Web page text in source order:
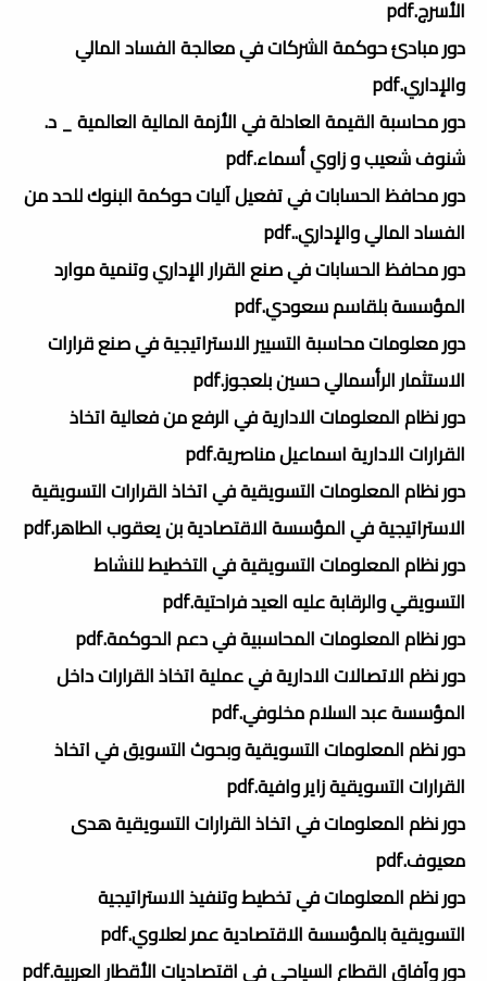
الأسرج.pdf
دور مبادئ حوكمة الشركات في معالجة الفساد المالي
والإداري.pdf
دور محاسبة القيمة العادلة في الأزمة المالية العالمية _ د.
شنوف شعيب و زاوي أسماء.pdf
دور محافظ الحسابات في تفعيل آليات حوكمة البنوك للحد من
الفساد المالي والإداري..pdf
دور محافظ الحسابات في صنع القرار الإداري وتنمية موارد
المؤسسة بلقاسم سعودي.pdf
دور معلومات محاسبة التسيير الاستراتيجية في صنع قرارات
الاستثمار الرأسمالي حسين بلعجوز.pdf
دور نظام المعلومات الادارية في الرفع من فعالية اتخاذ
القرارات الادارية اسماعيل مناصرية.pdf
دور نظام المعلومات التسويقية في اتخاذ القرارات التسويقية
الاستراتيجية في المؤسسة الاقتصادية بن يعقوب الطاهر.pdf
دور نظام المعلومات التسويقية في التخطيط للنشاط
التسويقي والرقابة عليه العيد فراحتية.pdf
دور نظام المعلومات المحاسبية في دعم الحوكمة.pdf
دور نظم الاتصالات الادارية في عملية اتخاذ القرارات داخل
المؤسسة عبد السلام مخلوفي.pdf
دور نظم المعلومات التسويقية وبحوث التسويق في اتخاذ
القرارات التسويقية زاير وافية.pdf
دور نظم المعلومات في اتخاذ القرارات التسويقية هدى
معيوف.pdf
دور نظم المعلومات في تخطيط وتنفيذ الاستراتيجية
التسويقية بالمؤسسة الاقتصادية عمر لعلاوي.pdf
دور وآفاق القطاع السياحي في اقتصاديات الأقطار العربية.pdf